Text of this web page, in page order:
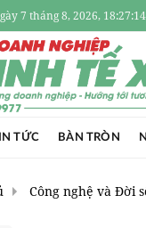
7 tháng 8, 2026, 18:27:16
TỨC BÀN TRÒN
Công nghệ và Đời